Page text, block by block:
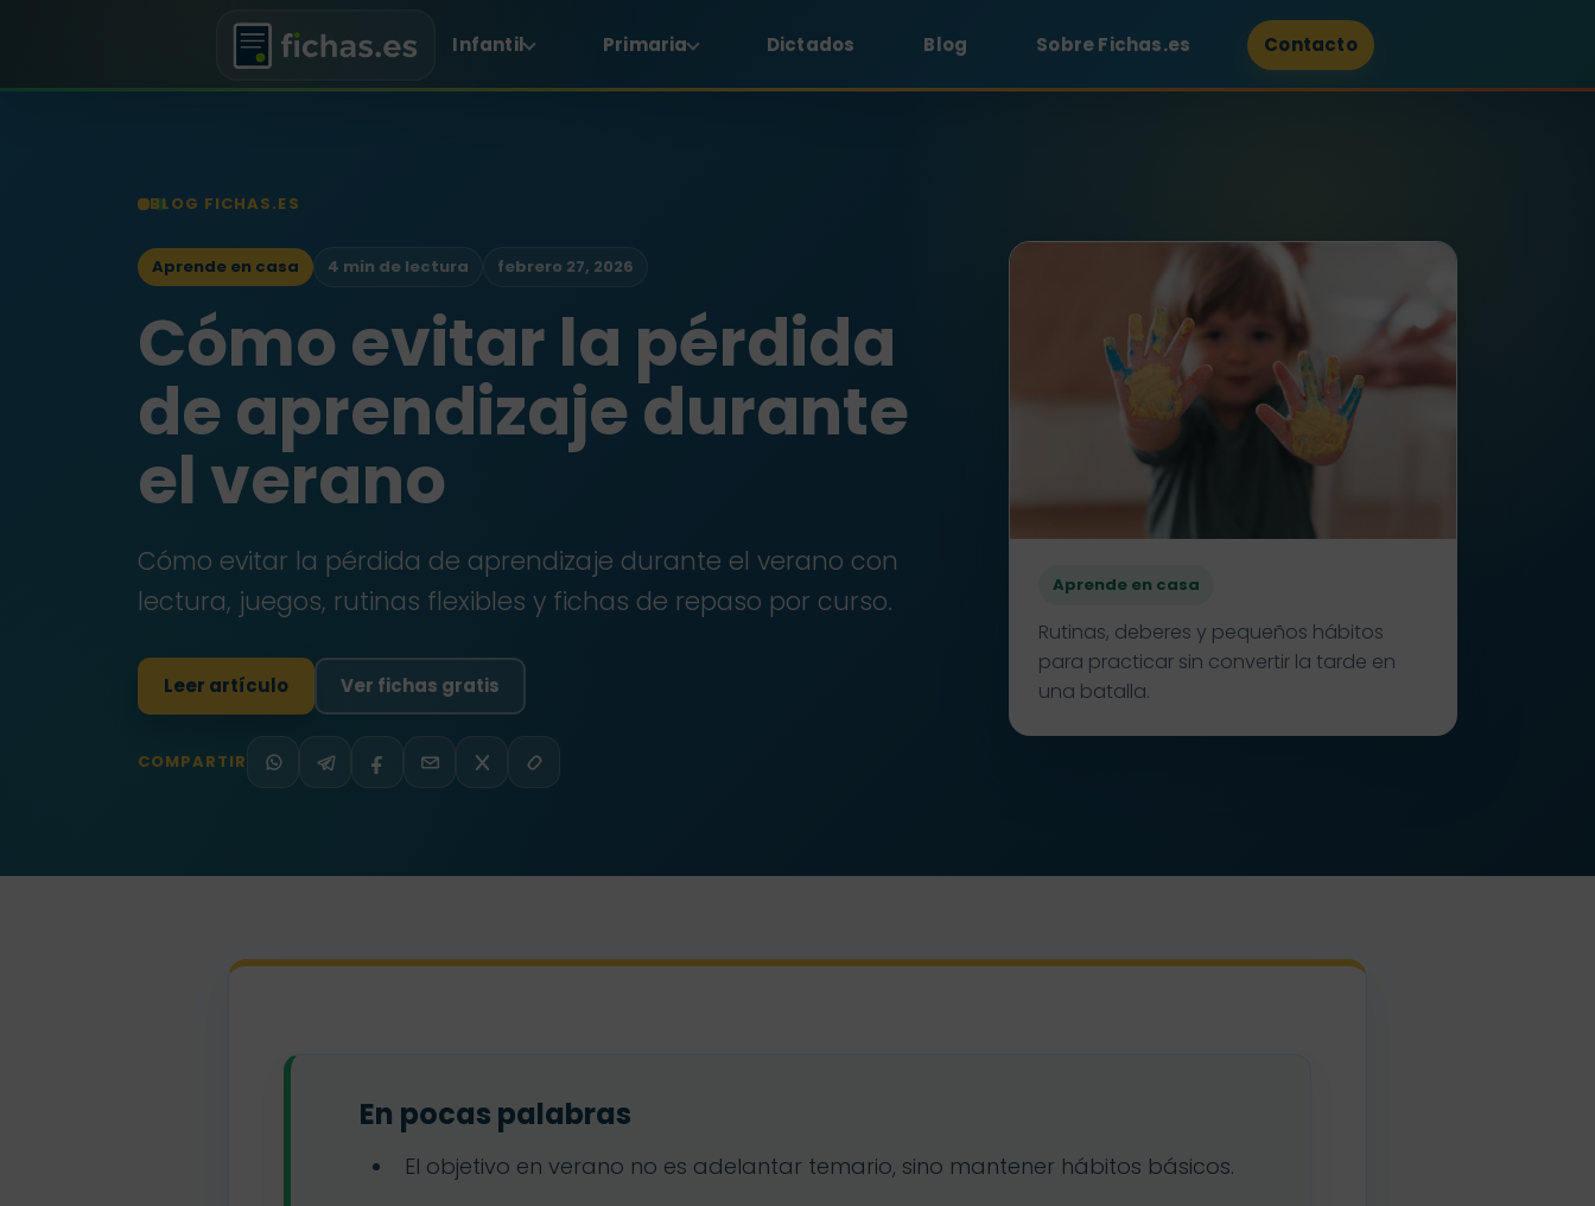
Infantil Primaria Dictados Blog Sobre Fichas.es Contacto
BLOG FICHAS.ES
Aprende en casa 4 min de lectura febrero 27, 2026
Cómo evitar la pérdida
de aprendizaje durante
el verano
Cómo evitar la pérdida de aprendizaje durante el verano con
lectura, juegos, rutinas flexibles y fichas de repaso por curso.
Leer artículo Ver fichas gratis
COMPARTIR WhatsAppTelegramFacebookEmailX Copiar
Aprende en casa
Rutinas, deberes y pequeños hábitos
para practicar sin convertir la tarde en
una batalla.
En pocas palabras
El objetivo en verano no es adelantar temario, sino mantener hábitos básicos.